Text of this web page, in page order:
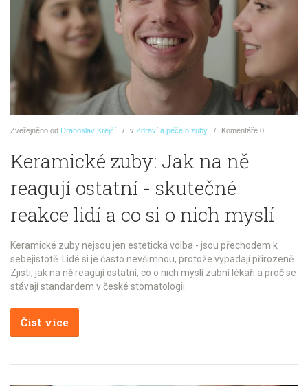
Zveřejněno od Drahoslav Krejčí v Zdraví a péče o zuby Komentáře 0
Keramické zuby: Jak na ně
reagují ostatní - skutečné
reakce lidí a co si o nich myslí
Keramické zuby nejsou jen estetická volba - jsou přechodem k
sebejistotě. Lidé si je často nevšimnou, protože vypadají přirozeně.
Zjisti, jak na ně reagují ostatní, co o nich myslí zubní lékaři a proč se
stávají standardem v české stomatologii.
Číst více